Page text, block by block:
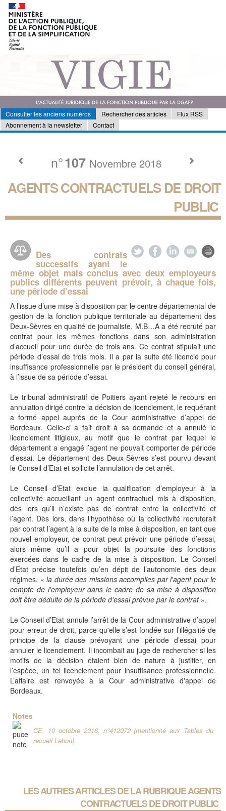
Consulter les anciens numéros Rechercher des articles
Flux RSS
Abonnement à la newsletter
Contact
n°107 Novembre 2018
AGENTS CONTRACTUELS DE DROIT
PUBLIC
Des contrats
successifs ayant le
même objet mais conclus avec deux employeurs
publics différents peuvent prévoir, à chaque fois,
une période d’essai
A l’issue d’une mise à disposition par le centre départemental de
gestion de la fonction publique territoriale au département des
Deux-Sèvres en qualité de journaliste, M.B…A a été recruté par
contrat pour les mêmes fonctions dans son administration
d’accueil pour une durée de trois ans. Ce contrat stipulait une
période d’essai de trois mois. Il a par la suite été licencié pour
insuffisance professionnelle par le président du conseil général,
à l’issue de sa période d’essai.
Le tribunal administratif de Poitiers ayant rejeté le recours en
annulation dirigé contre la décision de licenciement, le requérant
a formé appel auprès de la Cour administrative d’appel de
Bordeaux. Celle-ci a fait droit à sa demande et a annulé le
licenciement litigieux, au motif que le contrat par lequel le
département a engagé l’agent ne pouvait comporter de période
d’essai. Le département des Deux-Sèvres s’est pourvu devant
le Conseil d’Etat et sollicite l’annulation de cet arrêt.
Le Conseil d’Etat exclue la qualification d’employeur à la
collectivité accueillant un agent contractuel mis à disposition,
dès lors qu’il n’existe pas de contrat entre la collectivité et
l’agent. Dès lors, dans l’hypothèse où la collectivité recruterait
par contrat l’agent à la suite de la mise à disposition, en tant que
nouvel employeur, ce contrat peut prévoir une période d’essai,
alors même qu’il a pour objet la poursuite des fonctions
exercées dans le cadre de la mise à disposition. Le Conseil
d’Etat précise toutefois qu’en dépit de l’autonomie des deux
régimes, « la durée des missions accomplies par l'agent pour le
compte de l'employeur dans le cadre de sa mise à disposition
doit être déduite de la période d'essai prévue par le contrat ».
Le Conseil d’Etat annule l’arrêt de la Cour administrative d’appel
pour erreur de droit, parce qu'elle s’est fondée sur l’illégalité de
principe de la clause prévoyant une période d’essai pour
annuler le licenciement. Il incombait au juge de rechercher si les
motifs de la décision étaient bien de nature à justifier, en
l’espèce, un tel licenciement pour insuffisance professionnelle.
L’affaire est renvoyée à la Cour administrative d'appel de
Bordeaux.
Notes
CE, 10 octobre 2018, n°412072 (mentionné aux Tables du
recueil Lebon)
LES AUTRES ARTICLES DE LA RUBRIQUEAGENTS
CONTRACTUELS DE DROIT PUBLIC